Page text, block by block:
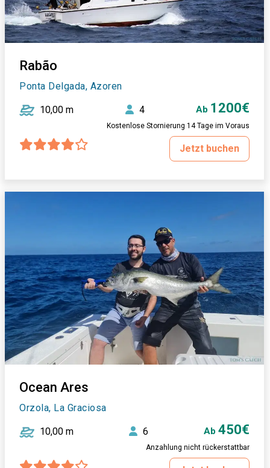
Rabão
Ponta Delgada, Azoren
10,00 m 4 Ab 1200€
Kostenlose Stornierung 14 Tage im Voraus
Jetzt buchen
Ocean Ares
Orzola, La Graciosa
10,00 m 6 Ab 450€
Anzahlung nicht rückerstattbar